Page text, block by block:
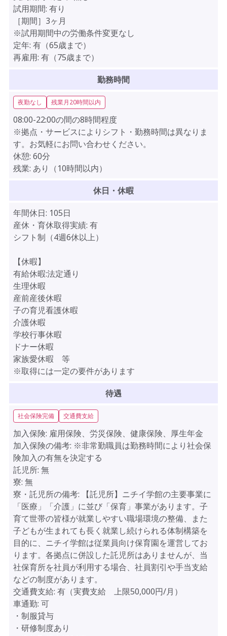
試用期間: 有り
［期間］3ヶ月
※試用期間中の労働条件変更なし
定年: 有（65歳まで）
再雇用: 有（75歳まで）
勤務時間
夜勤なし 残業月20時間以内
08:00-22:00の間の8時間程度
※拠点・サービスによりシフト・勤務時間は異なりま
す。お気軽にお問い合わせください。
休憩: 60分
残業: あり（10時間以内）
休日・休暇
年間休日: 105日
産休・育休取得実績: 有
シフト制（4週6休以上）
【休暇】
有給休暇:法定通り
生理休暇
産前産後休暇
子の育児看護休暇
介護休暇
学校行事休暇
ドナー休暇
家族愛休暇 等
※取得には一定の要件があります
待遇
社会保険完備 交通費支給
加入保険: 雇用保険、労災保険、健康保険、厚生年金
加入保険の備考: ※非常勤職員は勤務時間により社会保
険加入の有無を決定する
託児所: 無
寮: 無
寮・託児所の備考:
【託児所】ニチイ学館の主要事業に
「医療」「介護」に並び「保育」事業があります。子
育て世帯の皆様が就業しやすい職場環境の整備、また
子どもが生まれても長く就業し続けられる体制構築を
目的に、ニチイ学館は従業員向け保育園を運営してお
ります。各拠点に併設した託児所はありませんが、当
社保育所を社員が利用する場合、社員割引や手当支給
などの制度があります。
交通費支給: 有（実費支給 上限50,000円/月）
車通勤: 可
・制服貸与
・研修制度あり